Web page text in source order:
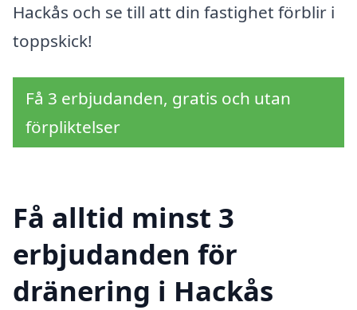
Hackås och se till att din fastighet förblir i
toppskick!
Få 3 erbjudanden, gratis och utan
förpliktelser
Få alltid minst 3
erbjudanden för
dränering i Hackås